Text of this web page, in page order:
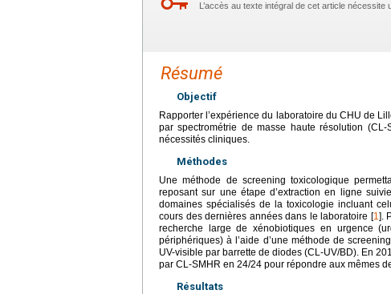
L’accès au texte intégral de cet article nécessite
Résumé
Objectif
Rapporter l’expérience du laboratoire du CHU de
par spectrométrie de masse haute résolution
nécessités cliniques.
Méthodes
Une méthode de screening toxicologique
reposant sur une étape d’extraction en ligne
domaines spécialisés de la toxicologie incluant
cours des dernières années dans le laboratoire [1].
recherche large de xénobiotiques en urgence
périphériques) à l’aide d’une méthode de
UV-visible par barrette de diodes (CL-UV/BD). En
par CL-SMHR en 24/24 pour répondre aux mêmes
Résultats